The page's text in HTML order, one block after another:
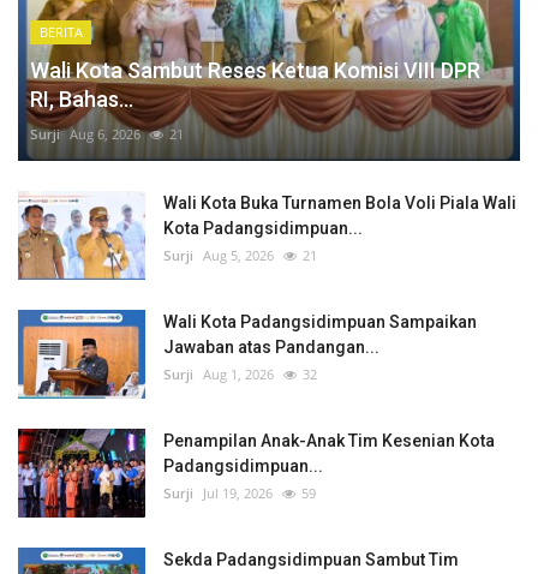
BERITA
Wali Kota Sambut Reses Ketua Komisi VIII DPR
RI, Bahas...
Surji Aug 6, 2026 21
Wali Kota Buka Turnamen Bola Voli Piala Wali
Kota Padangsidimpuan...
Surji Aug 5, 2026 21
Wali Kota Padangsidimpuan Sampaikan
Jawaban atas Pandangan...
Surji Aug 1, 2026 32
Penampilan Anak-Anak Tim Kesenian Kota
Padangsidimpuan...
Surji Jul 19, 2026 59
Sekda Padangsidimpuan Sambut Tim